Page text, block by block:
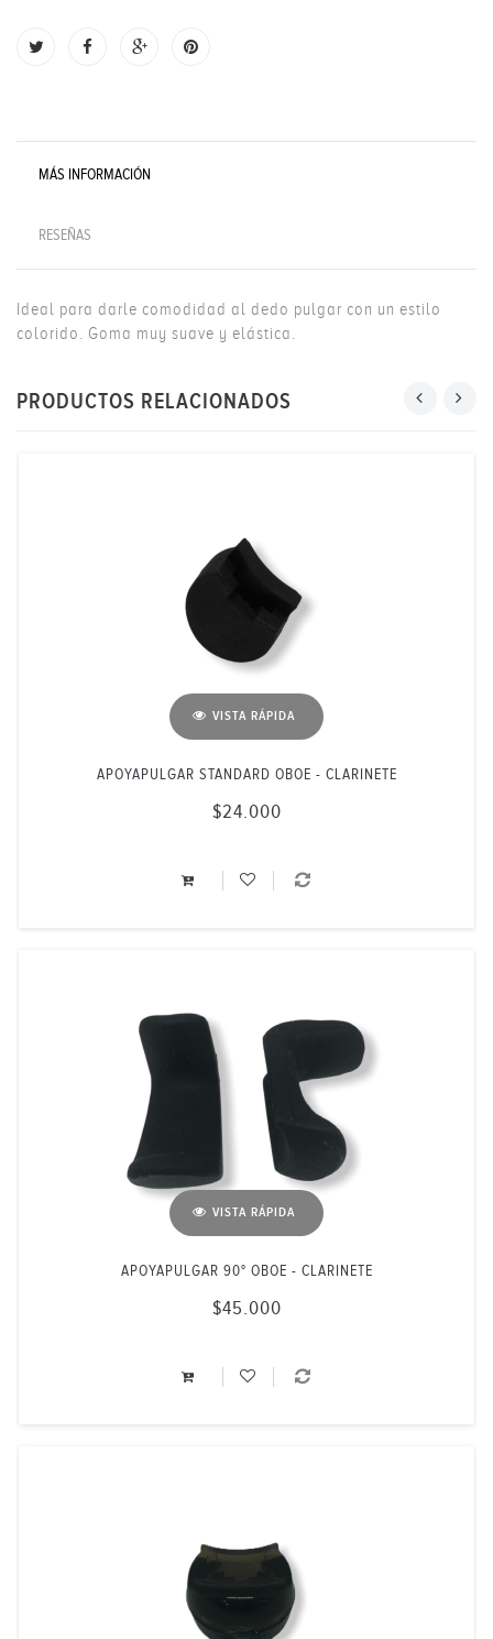
MÁS INFORMACIÓN
RESEÑAS
Ideal para darle comodidad al dedo pulgar con un estilo
colorido. Goma muy suave y elástica.
PRODUCTOS RELACIONADOS
VISTA RÁPIDA
APOYAPULGAR STANDARD OBOE - CLARINETE
$24.000
VISTA RÁPIDA
APOYAPULGAR 90° OBOE - CLARINETE
$45.000